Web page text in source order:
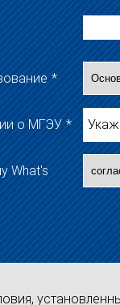
*
о МГЭУ *
What's